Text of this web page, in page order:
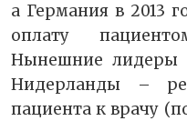
а Германия в 2013
оплату
Нынешние лидеры
Нидерланды –
пациента к врачу